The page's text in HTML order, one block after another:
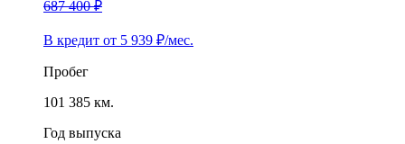
687 400 ₽
В кредит от 5 939 ₽/мес.
Пробег
101 385 км.
Год выпуска